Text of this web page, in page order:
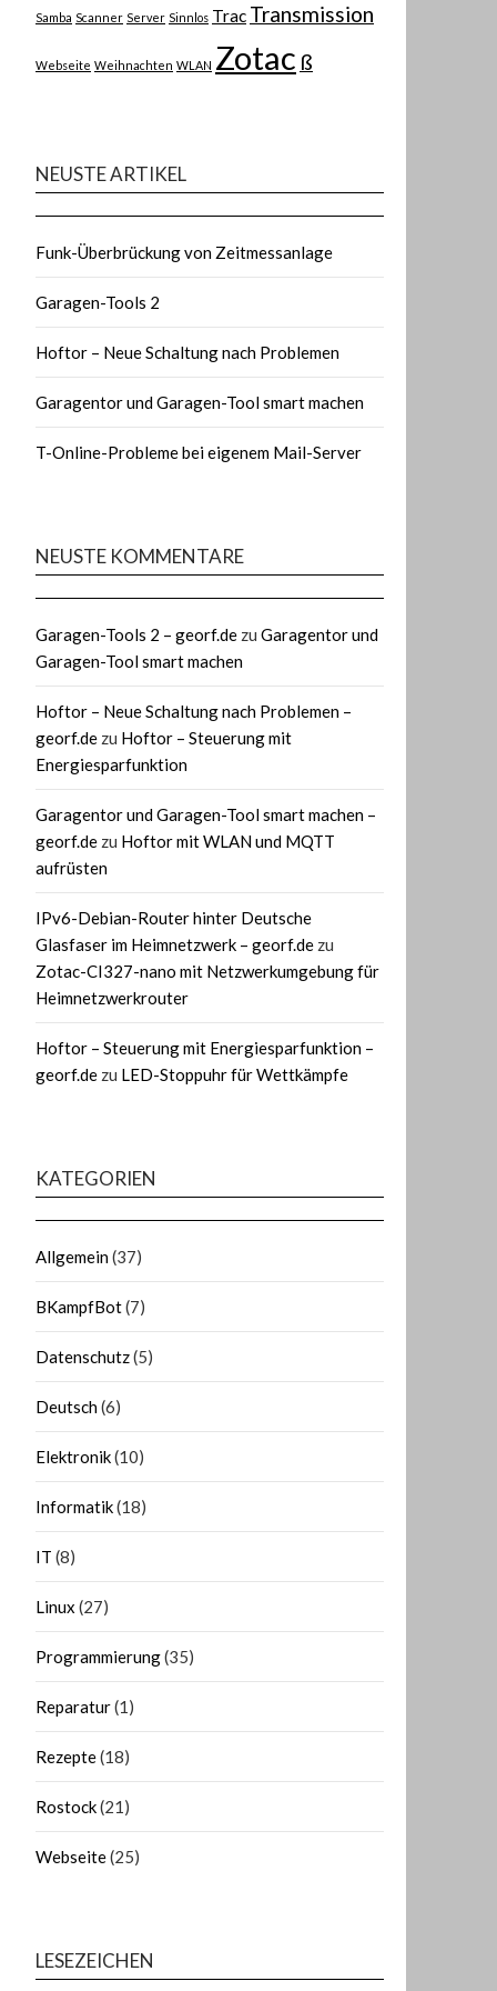
Samba Scanner Server Sinnlos Trac Transmission
Webseite Weihnachten WLAN Zotac ß
NEUSTE ARTIKEL
Funk-Überbrückung von Zeitmessanlage
Garagen-Tools 2
Hoftor – Neue Schaltung nach Problemen
Garagentor und Garagen-Tool smart machen
T-Online-Probleme bei eigenem Mail-Server
NEUSTE KOMMENTARE
Garagen-Tools 2 – georf.de zu Garagentor und
Garagen-Tool smart machen
Hoftor – Neue Schaltung nach Problemen –
georf.de zu Hoftor – Steuerung mit
Energiesparfunktion
Garagentor und Garagen-Tool smart machen –
georf.de zu Hoftor mit WLAN und MQTT
aufrüsten
IPv6-Debian-Router hinter Deutsche
Glasfaser im Heimnetzwerk – georf.de zu
Zotac-CI327-nano mit Netzwerkumgebung für
Heimnetzwerkrouter
Hoftor – Steuerung mit Energiesparfunktion –
georf.de zu LED-Stoppuhr für Wettkämpfe
KATEGORIEN
Allgemein(37)
BKampfBot(7)
Datenschutz(5)
Deutsch(6)
Elektronik(10)
Informatik(18)
IT (8)
Linux (27)
Programmierung(35)
Reparatur(1)
Rezepte(18)
Rostock(21)
Webseite(25)
LESEZEICHEN